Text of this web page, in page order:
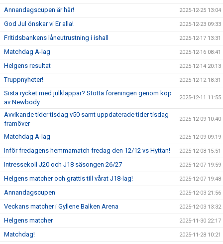
Annandagscupen är här! 2025-12-25 13:04
God Jul önskar vi Er alla! 2025-12-23 09:33
Fritidsbankens låneutrustning i ishall 2025-12-17 13:31
Matchdag A-lag 2025-12-16 08:41
Helgens resultat 2025-12-14 20:13
Truppnyheter! 2025-12-12 18:31
Sista rycket med julklappar? Stötta föreningen genom köp
av Newbody
2025-12-11 11:55
Avvikande tider tisdag v50 samt uppdaterade tider tisdag
framöver
2025-12-09 10:40
Matchdag A-lag 2025-12-09 09:19
Inför fredagens hemmamatch fredag den 12/12 vs Hyttan! 2025-12-08 15:51
Intressekoll J20 och J18 säsongen 26/27 2025-12-07 19:59
Helgens matcher och grattis till vårat J18-lag! 2025-12-07 19:48
Annandagscupen 2025-12-03 21:56
Veckans matcher i Gyllene Balken Arena 2025-12-03 13:32
Helgens matcher 2025-11-30 22:17
Matchdag! 2025-11-28 10:21